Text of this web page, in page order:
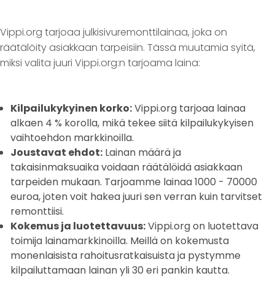
Vippi.org tarjoaa julkisivuremonttilainaa, joka on
räätälöity asiakkaan tarpeisiin. Tässä muutamia syitä,
miksi valita juuri Vippi.org:n tarjoama laina:
Kilpailukykyinen korko:Vippi.org tarjoaa lainaa
alkaen 4 % korolla, mikä tekee siitä kilpailukykyisen
vaihtoehdon markkinoilla.
Joustavat ehdot: Lainan määrä ja
takaisinmaksuaika voidaan räätälöidä asiakkaan
tarpeiden mukaan. Tarjoamme lainaa 1000 - 70000
euroa, joten voit hakea juuri sen verran kuin tarvitset
remonttiisi.
Kokemus ja luotettavuus:Vippi.org on luotettava
toimija lainamarkkinoilla. Meillä on kokemusta
monenlaisista rahoitusratkaisuista ja pystymme
kilpailuttamaan lainan yli 30 eri pankin kautta.